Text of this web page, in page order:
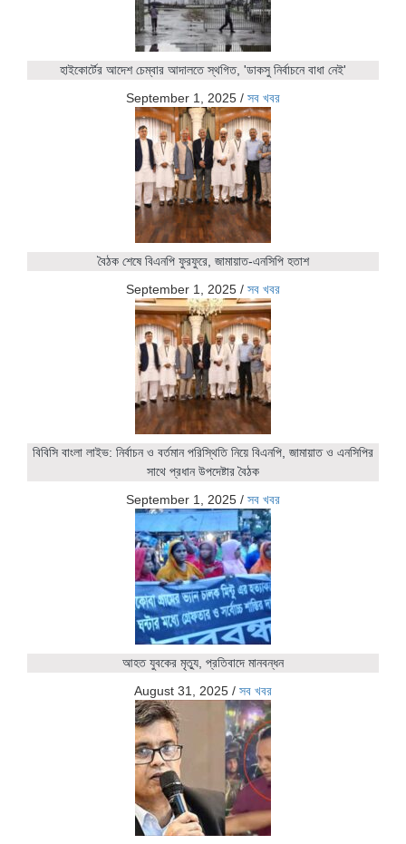
হাইকোর্টের আদেশ চেম্বার আদালতে স্থগিত, 'ডাকসু নির্বাচনে বাধা নেই'
September 1, 2025 / সব খবর
বৈঠক শেষে বিএনপি ফুরফুরে, জামায়াত-এনসিপি হতাশ
September 1, 2025 / সব খবর
বিবিসি বাংলা লাইভ: নির্বাচন ও বর্তমান পরিস্থিতি নিয়ে বিএনপি, জামায়াত ও এনসিপির
সাথে প্রধান উপদেষ্টার বৈঠক
September 1, 2025 / সব খবর
আহত যুবকের মৃত্যু, প্রতিবাদে মানবন্ধন
August 31, 2025 / সব খবর